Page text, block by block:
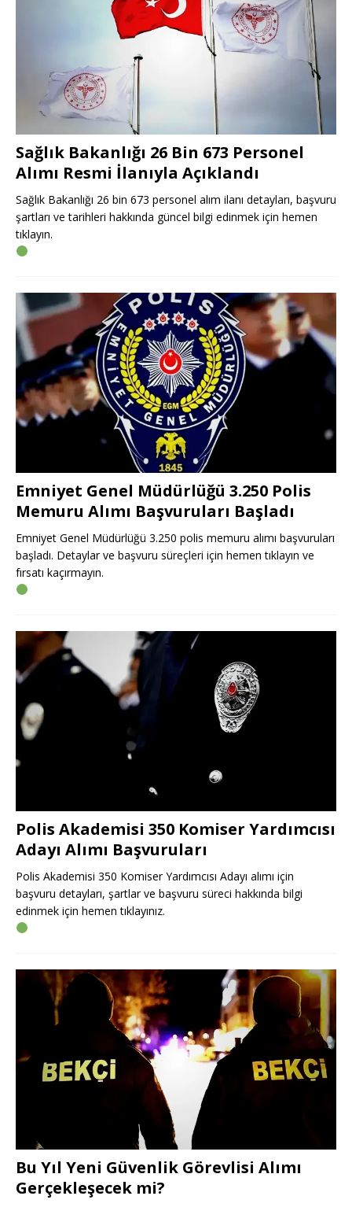
Sağlık Bakanlığı 26 Bin 673 Personel
Alımı Resmi İlanıyla Açıklandı
Sağlık Bakanlığı 26 bin 673 personel alım ilanı detayları, başvuru
şartları ve tarihleri hakkında güncel bilgi edinmek için hemen
tıklayın.
Emniyet Genel Müdürlüğü 3.250 Polis
Memuru Alımı Başvuruları Başladı
Emniyet Genel Müdürlüğü 3.250 polis memuru alımı başvuruları
başladı. Detaylar ve başvuru süreçleri için hemen tıklayın ve
fırsatı kaçırmayın.
Polis Akademisi 350 Komiser Yardımcısı
Adayı Alımı Başvuruları
Polis Akademisi 350 Komiser Yardımcısı Adayı alımı için
başvuru detayları, şartlar ve başvuru süreci hakkında bilgi
edinmek için hemen tıklayınız.
Bu Yıl Yeni Güvenlik Görevlisi Alımı
Gerçekleşecek mi?